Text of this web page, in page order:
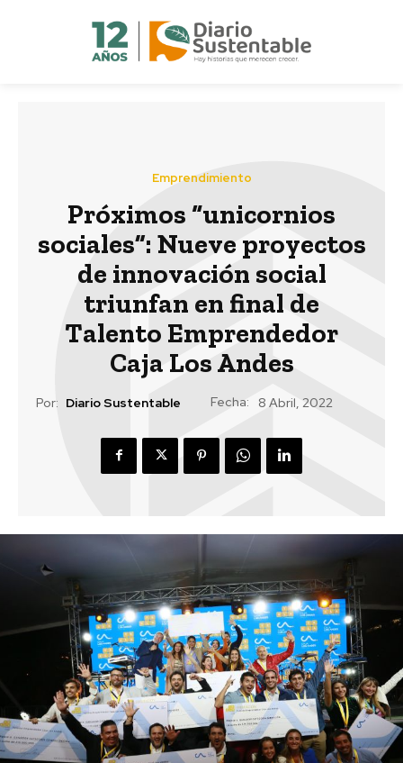
Emprendimiento
Próximos “unicornios
sociales”: Nueve proyectos
de innovación social
triunfan en final de
Talento Emprendedor
Caja Los Andes
Por: Diario Sustentable Fecha: 8 Abril, 2022